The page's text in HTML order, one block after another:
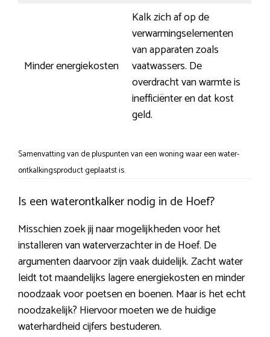
Minder energiekosten
Kalk zich af op de
verwarmingselementen
van apparaten zoals
vaatwassers. De
overdracht van warmte is
inefficiënter en dat kost
geld.
Samenvatting van de pluspunten van een woning waar een water-
ontkalkingsproduct geplaatst is.
Is een waterontkalker nodig in de Hoef?
Misschien zoek jij naar mogelijkheden voor het
installeren van waterverzachter in de Hoef. De
argumenten daarvoor zijn vaak duidelijk. Zacht water
leidt tot maandelijks lagere energiekosten en minder
noodzaak voor poetsen en boenen. Maar is het echt
noodzakelijk? Hiervoor moeten we de huidige
waterhardheid cijfers bestuderen.